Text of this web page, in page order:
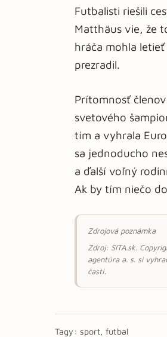
Futbalisti riešili
Matthäus vie, že
hráča mohla
prezradil.
Prítomnosť
svetového
tím a vyhrala
sa jednoducho
a ďalší voľný
Ak by tím niečo
Zdrojová poznámka
Zdroj: SITA.sk.
agentúra a. s. si
častí.
Tagy: sport, futbal